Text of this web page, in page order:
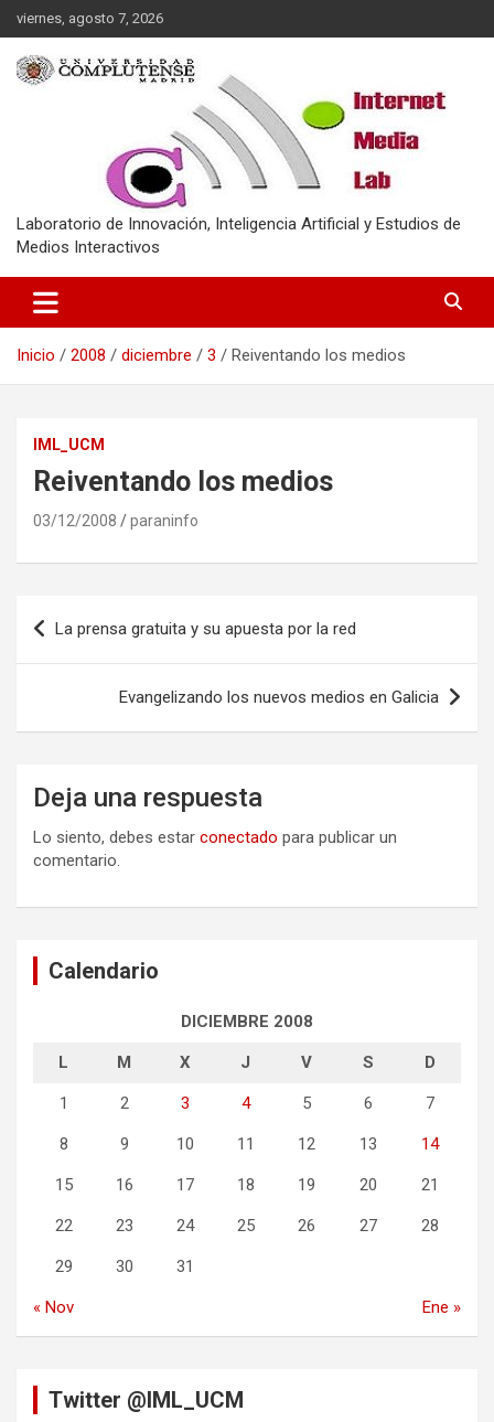
Saltar
al
contenido
viernes, agosto 7, 2026
Laboratorio de Innovación, Inteligencia Artificial y Estudios de
Medios Interactivos
Inicio 2008 diciembre 3 Reiventando los medios
IML_UCM
Reiventando los medios
03/12/2008 paraninfo
Navegación
de
entradas
La prensa gratuita y su apuesta por la red
Evangelizando los nuevos medios en Galicia
Deja una respuesta
Lo siento, debes estar conectado para publicar un
comentario.
Calendario
DICIEMBRE 2008
L M X J V S D
1 2 3 4 5 6 7
8 9 10 11 12 13 14
15 16 17 18 19 20 21
22 23 24 25 26 27 28
29 30 31
« Nov Ene »
Twitter @IML_UCM